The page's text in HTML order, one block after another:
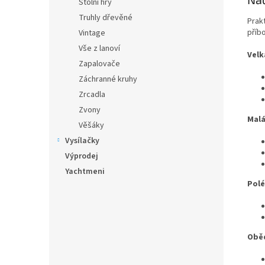
Stolní hry
Truhly dřevěné
Vintage
Vše z lanoví
Zapalovače
Záchranné kruhy
Zrcadla
Zvony
Věšáky
Vysílačky
Výprodej
Yachtmeni